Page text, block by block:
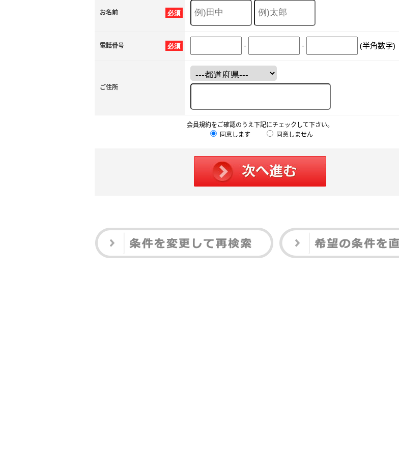
必須
お名前
必須
電話番号 - - (半角数字)
ご住所
会員規約をご確認のうえ下記にチェックして下さい。
同意します
同意しません